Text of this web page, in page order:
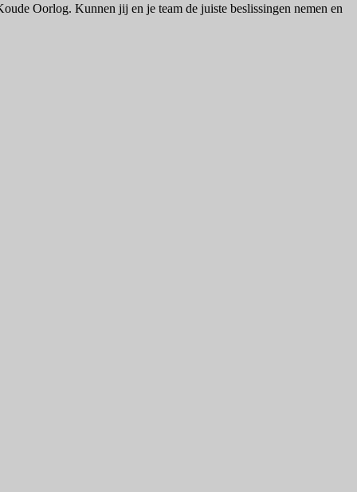
Oorlog. Kunnen jij en je team de juiste beslissingen nemen en